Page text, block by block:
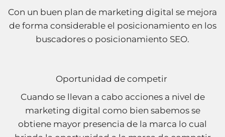
Con un buen plan de marketing digital se mejora
de forma considerable el posicionamiento en los
buscadores o posicionamiento SEO.
Oportunidad de competir
Cuando se llevan a cabo acciones a nivel de
marketing digital como bien sabemos se
obtiene mayor presencia de la marca lo cual